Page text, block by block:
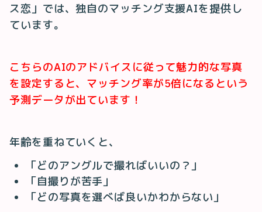
ス恋」では、独自のマッチング支援AIを提供し
ています。
こちらのAIのアドバイスに従って魅力的な写真
を設定すると、マッチング率が5倍になるという
予測データが出ています！
年齢を重ねていくと、
「どのアングルで撮ればいいの？」
「自撮りが苦手」
「どの写真を選べば良いかわからない」